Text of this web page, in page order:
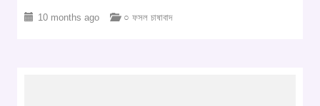
10 months ago ○ ফসল চাষাবাদ